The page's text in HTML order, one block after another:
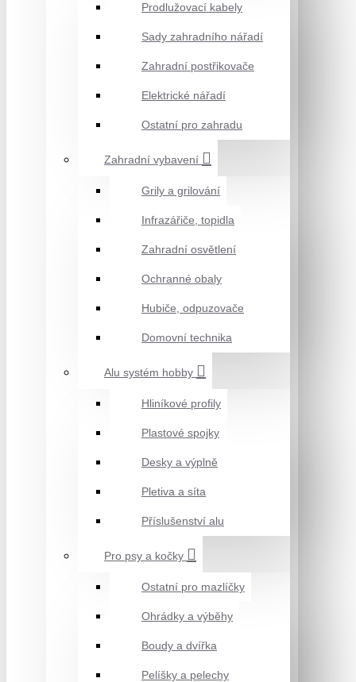
Prodlužovací kabely
Sady zahradního nářadí
Zahradní postřikovače
Elektrické nářadí
Ostatní pro zahradu
Zahradní vybavení
Grily a grilování
Infrazářiče, topidla
Zahradní osvětlení
Ochranné obaly
Hubiče, odpuzovače
Domovní technika
Alu systém hobby
Hliníkové profily
Plastové spojky
Desky a výplně
Pletiva a síta
Příslušenství alu
Pro psy a kočky
Ostatní pro mazlíčky
Ohrádky a výběhy
Boudy a dvířka
Pelíšky a pelechy